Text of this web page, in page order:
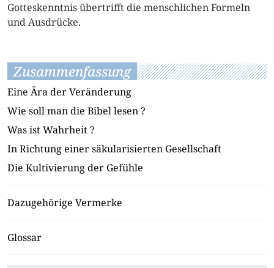
Gotteskenntnis übertrifft die menschlichen Formeln
und Ausdrücke.
Zusammenfassung
Eine Ära der Veränderung
Wie soll man die Bibel lesen ?
Was ist Wahrheit ?
In Richtung einer säkularisierten Gesellschaft
Die Kultivierung der Gefühle
Dazugehörige Vermerke
Glossar